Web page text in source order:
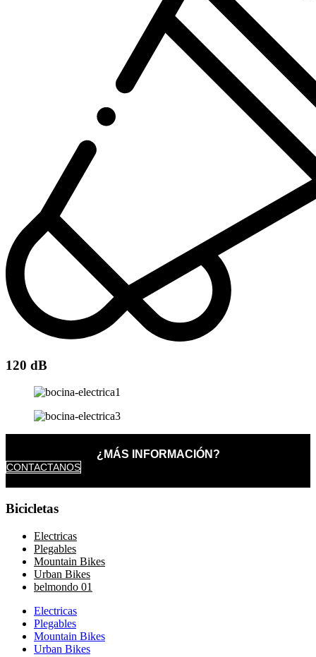
120 dB
¿MÁS INFORMACIÓN?
CONTACTANOS
Bicicletas
Electricas
Plegables
Mountain Bikes
Urban Bikes
belmondo 01
Electricas
Plegables
Mountain Bikes
Urban Bikes